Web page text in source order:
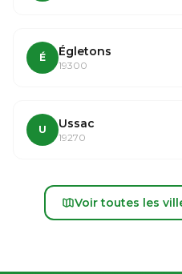
É Égletons
19300
U Ussac
19270
Voir toutes les